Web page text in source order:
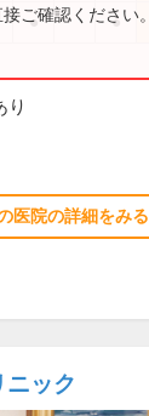
● ●
ご確認ください。
り
医院の詳細をみる
ニック